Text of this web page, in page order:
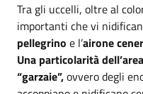
Tra gli uccelli, oltre al
importanti che vi
pellegrino e l’airone
Una particolarità
“garzaie”,ovvero degli